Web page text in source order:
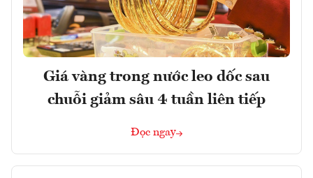
Giá vàng trong nước leo dốc sau
chuỗi giảm sâu 4 tuần liên tiếp
Đọc ngay